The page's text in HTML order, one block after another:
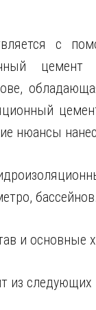
с
цемент
нюансы
бассейнов.
и основные
из следующих